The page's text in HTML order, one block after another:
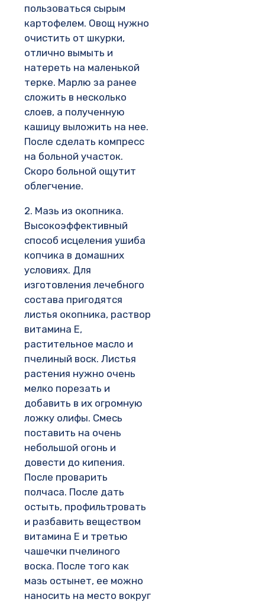
пользоваться сырым
картофелем. Овощ нужно
очистить от шкурки,
отлично вымыть и
натереть на маленькой
терке. Марлю за ранее
сложить в несколько
слоев, а полученную
кашицу выложить на нее.
После сделать компресс
на больной участок.
Скоро больной ощутит
облегчение.
2. Мазь из окопника.
Высокоэффективный
способ исцеления ушиба
копчика в домашних
условиях. Для
изготовления лечебного
состава пригодятся
листья окопника, раствор
витамина Е,
растительное масло и
пчелиный воск. Листья
растения нужно очень
мелко порезать и
добавить в их огромную
ложку олифы. Смесь
поставить на очень
небольшой огонь и
довести до кипения.
После проварить
полчаса. После дать
остыть, профильтровать
и разбавить веществом
витамина Е и третью
чашечки пчелиного
воска. После того как
мазь остынет, ее можно
наносить на место вокруг